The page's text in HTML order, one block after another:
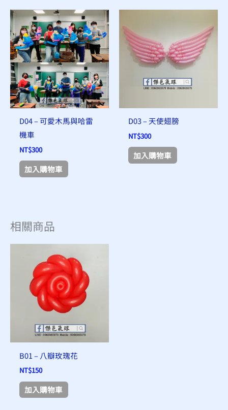
D04 – 可愛木馬與哈雷
機車
NT$300
加入購物車
D03 – 天使翅膀
NT$300
加入購物車
相關商品
B01 – 八瓣玫瑰花
NT$150
加入購物車